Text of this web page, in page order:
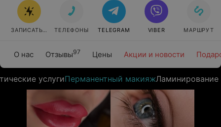
О нас Отзывы97 Цены Акции и новости
ЗАПИСАТЬСЯ ТЕЛЕФОНЫ TELEGRAM VIBER МАРШРУТ
услугиПерманентный макияжЛаминирование